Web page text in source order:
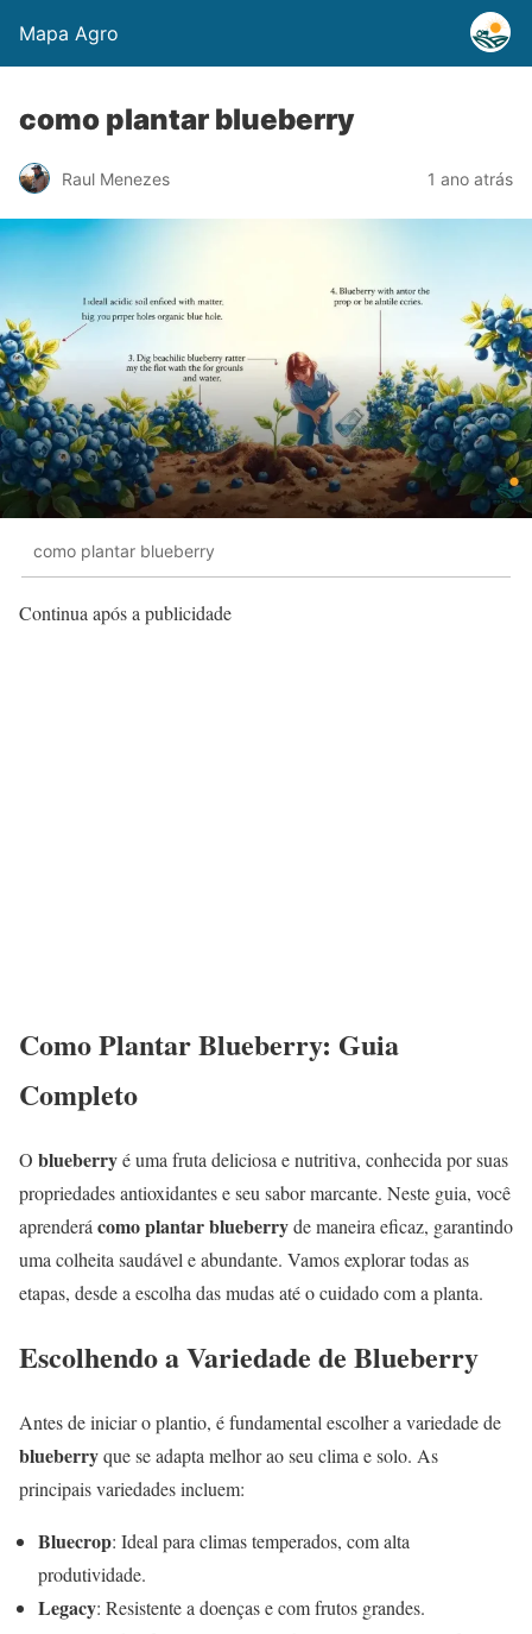
Mapa Agro
como plantar blueberry
Raul Menezes 1 ano atrás
como plantar blueberry
Continua após a publicidade
Como Plantar Blueberry: Guia
Completo
O blueberryé uma fruta deliciosa e nutritiva, conhecida por suas
propriedades antioxidantes e seu sabor marcante. Neste guia, você
aprenderá como plantar blueberryde maneira eficaz, garantindo
uma colheita saudável e abundante. Vamos explorar todas as
etapas, desde a escolha das mudas até o cuidado com a planta.
Escolhendo a Variedade de Blueberry
Antes de iniciar o plantio, é fundamental escolher a variedade de
blueberryque se adapta melhor ao seu clima e solo. As
principais variedades incluem:
Bluecrop: Ideal para climas temperados, com alta
produtividade.
Legacy: Resistente a doenças e com frutos grandes.